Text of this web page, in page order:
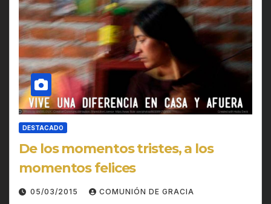
DESTACADO
De los momentos tristes, a los
momentos felices
05/03/2015 COMUNIÓN DE GRACIA